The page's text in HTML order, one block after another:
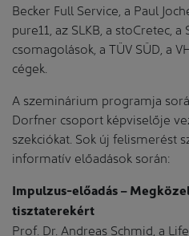
Becker Full Service, a Paul
pure11, az SLKB, a stoCretec,
csomagolások, a TÜV SÜD, a
cégek.
A szeminárium programja
Dorfner csoport képviselője
szekciókat. Sok új felismerést
informatív előadások során:
Impulzus-előadás –
tisztaterekért
Prof. Dr. Andreas Schmid, a